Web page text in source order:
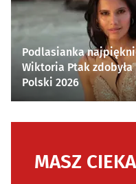
Podlasianka
Wiktoria Ptak
Polski 2026
MASZ